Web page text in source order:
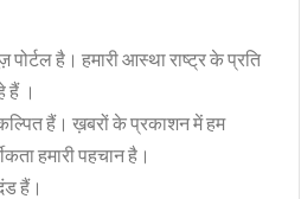
पोर्टल है। हमारी आस्था राष्ट्र के प्रति
हैं ।
हैं। ख़बरों के प्रकाशन में हम
हमारी पहचान है।
हैं।